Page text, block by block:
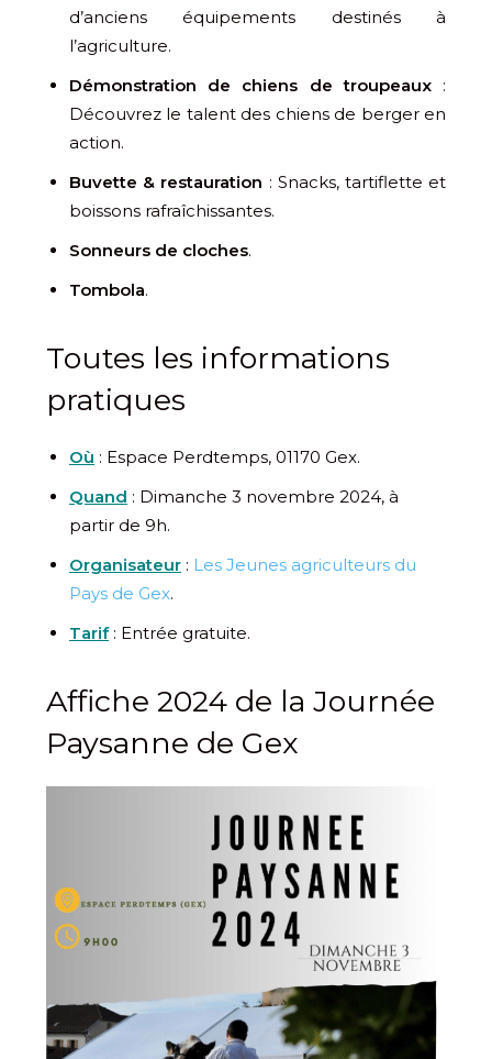
d’anciens équipements destinés à
l’agriculture.
Démonstration de chiens de troupeaux:
Découvrez le talent des chiens de berger en
action.
Buvette & restauration : Snacks, tartiflette et
boissons rafraîchissantes.
Sonneurs de cloches.
Tombola.
Toutes les informations
pratiques
Où : Espace Perdtemps, 01170 Gex.
Quand : Dimanche 3 novembre 2024, à
partir de 9h.
Organisateur : Les Jeunes agriculteurs du
Pays de Gex.
Tarif : Entrée gratuite.
Affiche 2024 de la Journée
Paysanne de Gex